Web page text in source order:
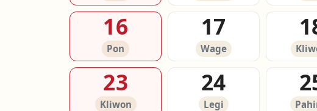
16
Pon
17
Wage
23
Kliwon
24
Legi